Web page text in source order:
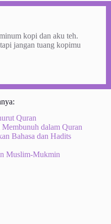
kopi dan aku teh.
jangan tuang kopimu
Quran
dalam Quran
Bahasa dan Hadits
Muslim-Mukmin